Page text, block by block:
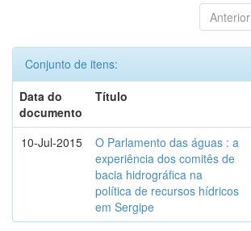
Anterior
Conjunto de itens:
Data do
documento
Título
10-Jul-2015
O Parlamento das águas : a
experiência dos comitês de
bacia hidrográfica na
política de recursos hídricos
em Sergipe